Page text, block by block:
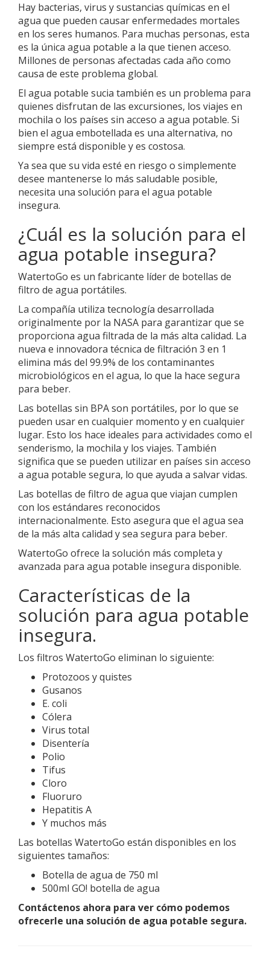
Hay bacterias, virus y sustancias químicas en el
agua que pueden causar enfermedades mortales
en los seres humanos. Para muchas personas, esta
es la única agua potable a la que tienen acceso.
Millones de personas afectadas cada año como
causa de este problema global.
El agua potable sucia también es un problema para
quienes disfrutan de las excursiones, los viajes en
mochila o los países sin acceso a agua potable. Si
bien el agua embotellada es una alternativa, no
siempre está disponible y es costosa.
Ya sea que su vida esté en riesgo o simplemente
desee mantenerse lo más saludable posible,
necesita una solución para el agua potable
insegura.
¿Cuál es la solución para el
agua potable insegura?
WatertoGo es un fabricante líder de botellas de
filtro de agua portátiles.
La compañía utiliza tecnología desarrollada
originalmente por la NASA para garantizar que se
proporciona agua filtrada de la más alta calidad. La
nueva e innovadora técnica de filtración 3 en 1
elimina más del 99.9% de los contaminantes
microbiológicos en el agua, lo que la hace segura
para beber.
Las botellas sin BPA son portátiles, por lo que se
pueden usar en cualquier momento y en cualquier
lugar. Esto los hace ideales para actividades como el
senderismo, la mochila y los viajes. También
significa que se pueden utilizar en países sin acceso
a agua potable segura, lo que ayuda a salvar vidas.
Las botellas de filtro de agua que viajan cumplen
con los estándares reconocidos
internacionalmente. Esto asegura que el agua sea
de la más alta calidad y sea segura para beber.
WatertoGo ofrece la solución más completa y
avanzada para agua potable insegura disponible.
Características de la
solución para agua potable
insegura.
Los filtros WatertoGo eliminan lo siguiente:
Protozoos y quistes
Gusanos
E. coli
Cólera
Virus total
Disentería
Polio
Tifus
Cloro
Fluoruro
Hepatitis A
Y muchos más
Las botellas WatertoGo están disponibles en los
siguientes tamaños:
Botella de agua de 750 ml
500ml GO! botella de agua
Contáctenos ahora para ver cómo podemos
ofrecerle una solución de agua potable segura.